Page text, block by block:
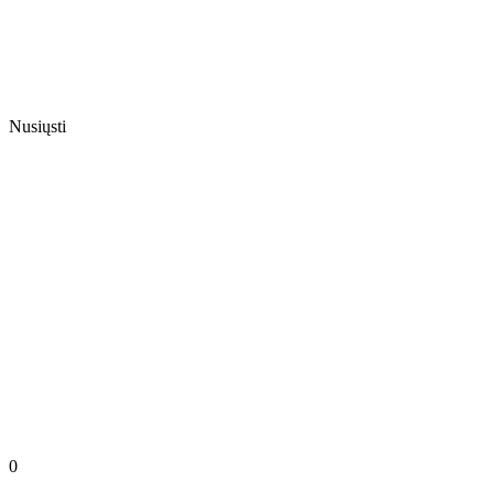
Nusiųsti
0